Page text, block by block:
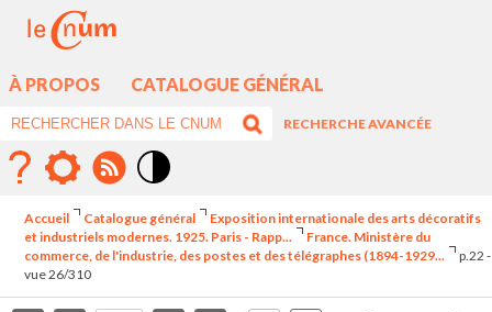
À PROPOS CATALOGUE GÉNÉRAL
RECHERCHE AVANCÉE
élévé
Accueil Catalogue général
Exposition internationale des arts décoratifs
et industriels modernes. 1925. Paris - Rapp...
France. Ministère du
commerce, de l'industrie, des postes et des télégraphes (1894-1929...
p.22 -
vue 26/310